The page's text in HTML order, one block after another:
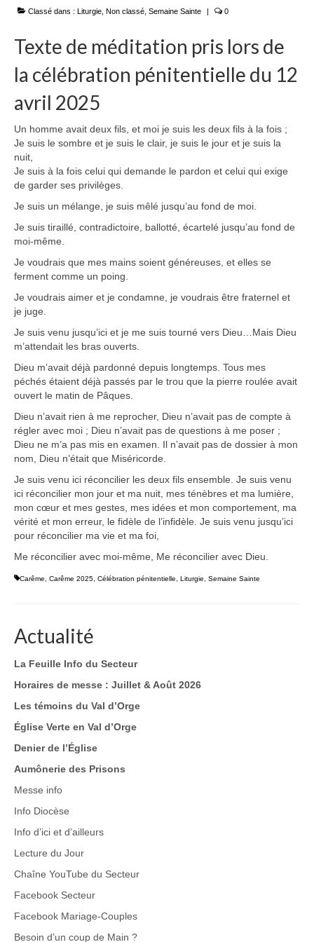
Classé dans : Liturgie Non classé Semaine Sainte | 0
Texte de méditation pris lors de
la célébration pénitentielle du 12
avril 2025
Un homme avait deux fils, et moi je suis les deux fils à la fois ;
Je suis le sombre et je suis le clair, je suis le jour et je suis la
nuit,
Je suis à la fois celui qui demande le pardon et celui qui exige
de garder ses privilèges.
Je suis un mélange, je suis mêlé jusqu’au fond de moi.
Je suis tiraillé, contradictoire, ballotté, écartelé jusqu’au fond de
moi-même.
Je voudrais que mes mains soient généreuses, et elles se
ferment comme un poing.
Je voudrais aimer et je condamne, je voudrais être fraternel et
je juge.
Je suis venu jusqu’ici et je me suis tourné vers Dieu…Mais Dieu
m’attendait les bras ouverts.
Dieu m’avait déjà pardonné depuis longtemps. Tous mes
péchés étaient déjà passés par le trou que la pierre roulée avait
ouvert le matin de Pâques.
Dieu n’avait rien à me reprocher, Dieu n’avait pas de compte à
régler avec moi ; Dieu n’avait pas de questions à me poser ;
Dieu ne m’a pas mis en examen. Il n’avait pas de dossier à mon
nom, Dieu n’était que Miséricorde.
Je suis venu ici réconcilier les deux fils ensemble. Je suis venu
ici réconcilier mon jour et ma nuit, mes ténèbres et ma lumière,
mon cœur et mes gestes, mes idées et mon comportement, ma
vérité et mon erreur, le fidèle de l’infidèle. Je suis venu jusqu’ici
pour réconcilier ma vie et ma foi,
Me réconcilier avec moi-même, Me réconcilier avec Dieu.
Carême Carême 2025 Célébration pénitentielle Liturgie Semaine Sainte
Actualité
La Feuille Info du Secteur
Horaires de messe : Juillet & Août 2026
Les témoins du Val d’Orge
Église Verte en Val d’Orge
Denier de l’Église
Aumônerie des Prisons
Messe info
Info Diocèse
Info d’ici et d’ailleurs
Lecture du Jour
Chaîne YouTube du Secteur
Facebook Secteur
Facebook Mariage-Couples
Besoin d’un coup de Main ?